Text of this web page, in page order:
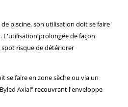
piscine, son utilisation doit se faire
prolongée de façon
risque de détériorer
se faire en zone sèche ou via un
Axial" recouvrant l'enveloppe